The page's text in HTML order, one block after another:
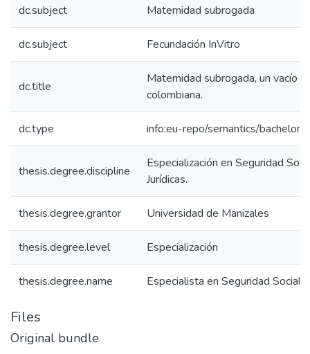
dc.subject Maternidad subrogada
dc.subject Fecundación InVitro
dc.title
Maternidad subrogada, un vacío
colombiana.
dc.type info:eu-repo/semantics/
thesis.degree.discipline
Especialización en Seguridad
Jurídicas.
thesis.degree.grantor Universidad de Manizales
thesis.degree.level Especialización
thesis.degree.name Especialista en Seguridad Social
Files
Original bundle